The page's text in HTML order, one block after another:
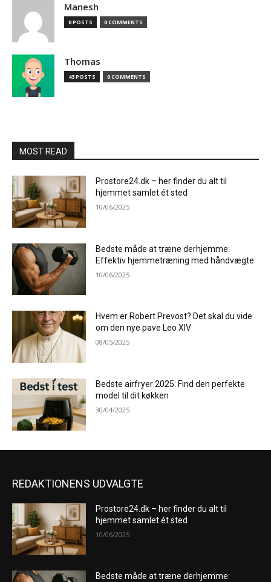
Manesh
0 POSTS 0 COMMENTS
Thomas
43 POSTS 0 COMMENTS
MOST READ
Prostore24.dk – her finder du alt til
hjemmet samlet ét sted
10/06/2025
Bedste måde at træne derhjemme:
Effektiv hjemmetræning med håndvægte
10/06/2025
Hvem er Robert Prevost? Det skal du vide
om den nye pave Leo XIV
08/05/2025
Bedste airfryer 2025: Find den perfekte
model til dit køkken
30/04/2025
REDAKTIONENS UDVALGTE
Prostore24.dk – her finder du alt til
hjemmet samlet ét sted
10/06/2025
Bedste måde at træne derhjemme: